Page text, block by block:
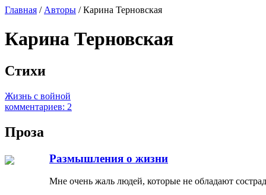
Главная / Авторы / Карина Терновская
Карина Терновская
Стихи
Жизнь с войной
комментариев: 2
Проза
Размышления о жизни
Мне очень жаль людей, которые не обладают